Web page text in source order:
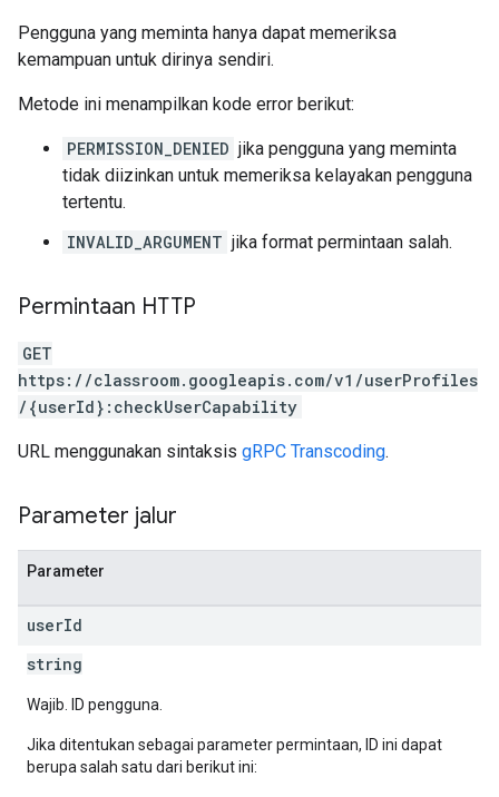
Pengguna yang meminta hanya dapat memeriksa
kemampuan untuk dirinya sendiri.
Metode ini menampilkan kode error berikut:
PERMISSION_DENIED jika pengguna yang meminta
tidak diizinkan untuk memeriksa kelayakan pengguna
tertentu.
INVALID_ARGUMENT jika format permintaan salah.
Permintaan HTTP
GET
https://classroom.googleapis.com/v1/userProfiles
/{userId}:checkUserCapability
URL menggunakan sintaksis gRPC Transcoding.
Parameter jalur
Parameter
userId
string
Wajib. ID pengguna.
Jika ditentukan sebagai parameter permintaan, ID ini dapat
berupa salah satu dari berikut ini: